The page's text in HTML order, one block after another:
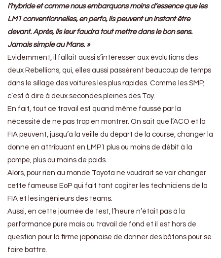
l’hybride et comme nous embarquons moins d’essence que les
LM1 conventionnelles, en perfo, ils peuvent un instant être
devant. Après, ils leur faudra tout mettre dans le bon sens.
Jamais simple au Mans. »
Evidemment, il fallait aussi s’intéresser aux évolutions des
deux Rebellions, qui, elles aussi passèrent beaucoup de temps
dans le sillage des voitures les plus rapides. Comme les SMP,
c’est à dire à deux secondes pleines des Toy.
En fait, tout ce travail est quand même faussé par la
nécessité de ne pas trop en montrer. On sait que l’ACO et la
FIA peuvent, jusqu’à la veille du départ de la course, changer la
donne en attribuant en LMP1 plus ou moins de débit à la
pompe, plus ou moins de poids.
Alors, pour rien au monde Toyota ne voudrait se voir changer
cette fameuse EoP qui fait tant cogiter les techniciens de la
FIA et les ingénieurs des teams.
Aussi, en cette journée de test, l’heure n’était pas à la
performance pure mais au travail de fond et il est hors de
question pour la firme japonaise de donner des bâtons pour se
faire battre.